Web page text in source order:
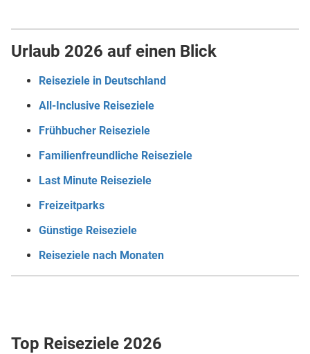
Urlaub 2026 auf einen Blick
Reiseziele in Deutschland
All-Inclusive Reiseziele
Frühbucher Reiseziele
Familienfreundliche Reiseziele
Last Minute Reiseziele
Freizeitparks
Günstige Reiseziele
Reiseziele nach Monaten
Top Reiseziele 2026